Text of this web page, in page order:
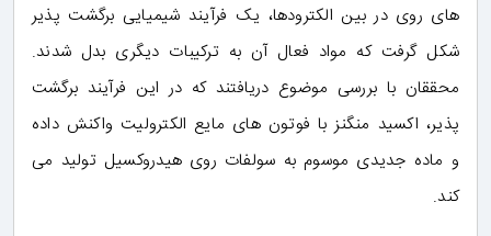
های روی در بین الکترودها، یک فرآیند شیمیایی برگشت پذیر
شکل گرفت که مواد فعال آن به ترکیبات دیگری بدل شدند.
محققان با بررسی موضوع دریافتند که در این فرآیند برگشت
پذیر، اکسید منگنز با فوتون های مایع الکترولیت واکنش داده
و ماده جدیدی موسوم به سولفات روی هیدروکسیل تولید می
کند.